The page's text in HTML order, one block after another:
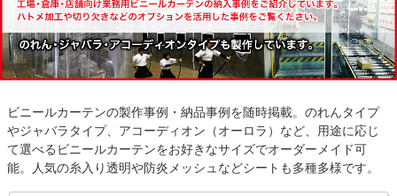
ビニールカーテンの製作事例・納品事例を随時掲載。のれんタイプ
やジャバラタイプ、アコーディオン（オーロラ）など、用途に応じ
て選べるビニールカーテンをお好きなサイズでオーダーメイド可
能。人気の糸入り透明や防炎メッシュなどシートも多種多様です。